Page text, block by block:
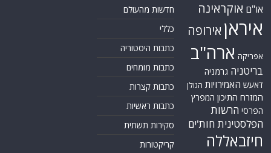
או"ם אוקראינה
איראן אירופה
אפריקה ארה"ב
בריטניה גרמניה
דאעש האמירויות הגולן
המזרח התיכון המפרץ
הפרסי הרשות
הפלסטינית חות'ים
חיזבאללה
חדשות מהעולם
כללי
כתבות היסטוריה
כתבות מומחים
כתבות קצרות
כתבות ראשיות
סקירות תשתית
קריקטורות